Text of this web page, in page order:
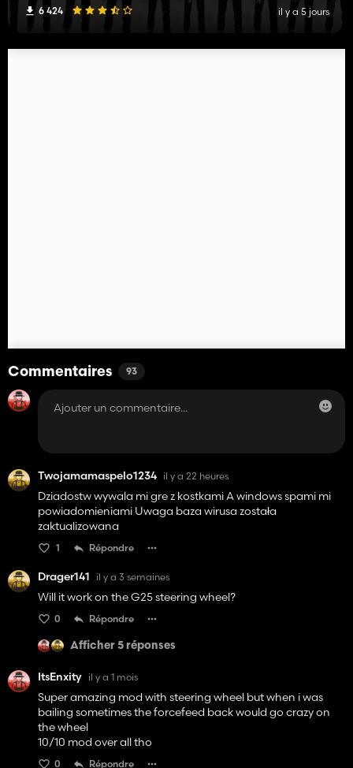
6 424 il y a 5 jours
Commentaires 93
Twojamamaspelo1234 il y a 22 heures
Dziadostw wywala mi gre z kostkami A windows spami mi
powiadomieniami Uwaga baza wirusa została
zaktualizowana
1 Répondre
Drager141 il y a 3 semaines
Will it work on the G25 steering wheel?
0 Répondre
Afficher 5 réponses
ItsEnxity il y a 1 mois
Super amazing mod with steering wheel but when i was
bailing sometimes the forcefeed back would go crazy on
the wheel
10/10 mod over all tho
0 Répondre